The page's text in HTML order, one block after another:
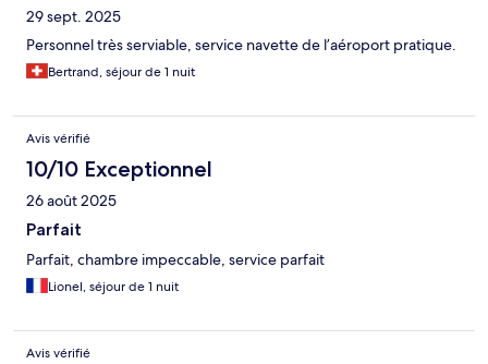
29 sept. 2025
Personnel très serviable, service navette de l’aéroport pratique.
Bertrand, séjour de 1 nuit
Avis vérifié
10/10 Exceptionnel
26 août 2025
Parfait
Parfait, chambre impeccable, service parfait
Lionel, séjour de 1 nuit
Avis vérifié